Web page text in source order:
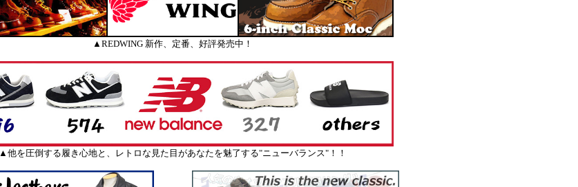
▲REDWING 新作、定番、好評発売中！
▲他を圧倒する履き心地と、レトロな見た目があなたを魅了する"ニューバランス"！！